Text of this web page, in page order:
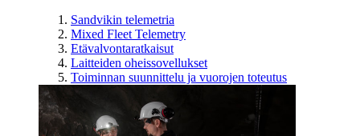
Sandvikin telemetria
Mixed Fleet Telemetry
Etävalvontaratkaisut
Laitteiden oheissovellukset
Toiminnan suunnittelu ja vuorojen toteutus